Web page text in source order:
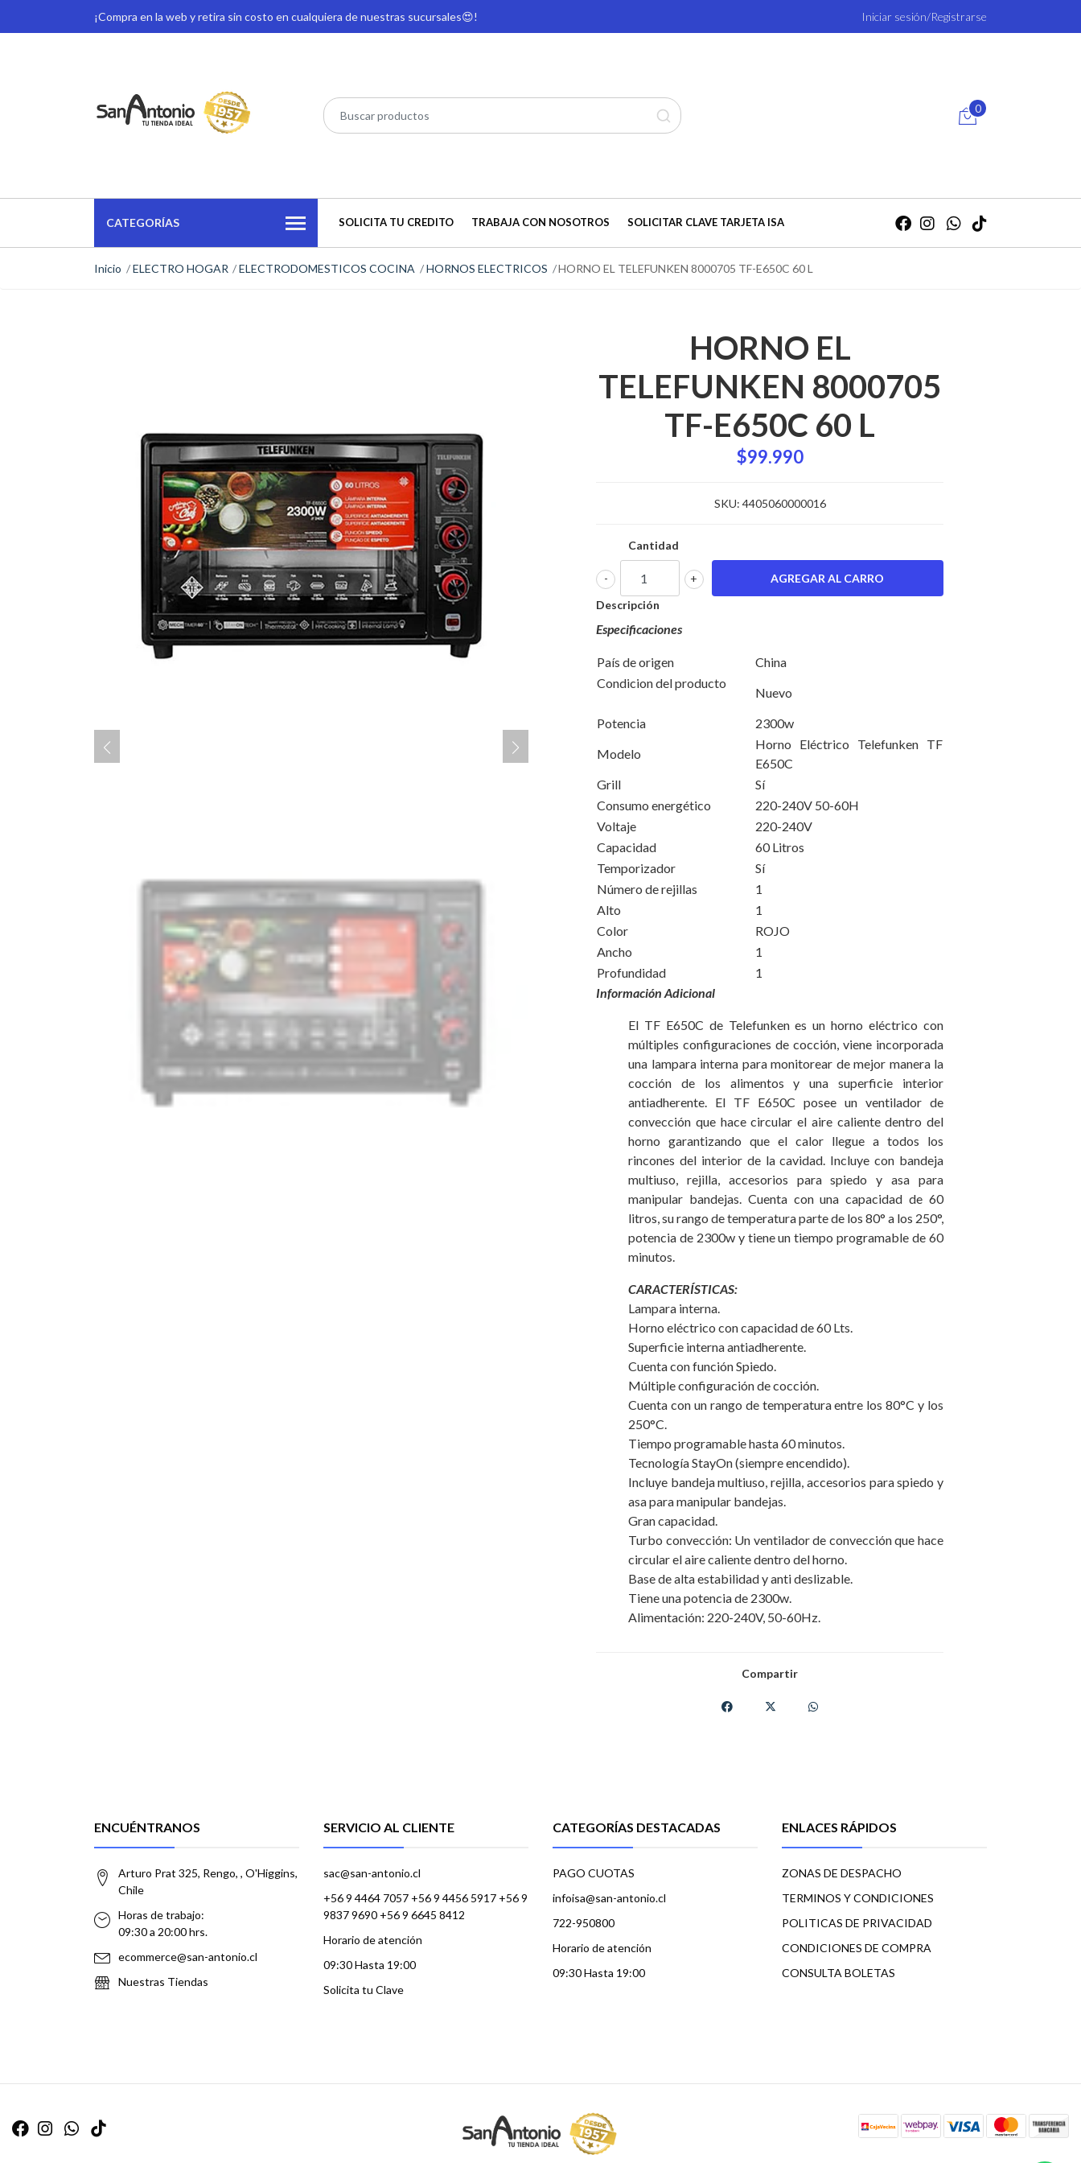
¡Compra en la web y retira sin costo en cualquiera de nuestras sucursales😍! Iniciar sesión/Registrarse
0
CATEGORÍAS SOLICITA TU CREDITO TRABAJA CON NOSOTROS SOLICITAR CLAVE TARJETA ISA
Inicio ELECTRO HOGAR ELECTRODOMESTICOS COCINA HORNOS ELECTRICOS HORNO EL TELEFUNKEN 8000705 TF-E650C 60 L
HORNO EL
TELEFUNKEN 8000705
TF-E650C 60 L
$99.990
SKU: 4405060000016
Cantidad
+
-
Descripción
Especificaciones
País de origen
China
Condicion del producto
Nuevo
Potencia
2300w
Modelo
Horno Eléctrico Telefunken TF
E650C
Grill
Sí
Consumo energético
220-240V 50-60H
Voltaje
220-240V
Capacidad
60 Litros
Temporizador
Sí
Número de rejillas
1
Alto
1
Color
ROJO
Ancho
1
Profundidad
1
Información Adicional
El TF E650C de Telefunken es un horno eléctrico con
múltiples configuraciones de cocción, viene incorporada
una lampara interna para monitorear de mejor manera la
cocción de los alimentos y una superficie interior
antiadherente. El TF E650C posee un ventilador de
convección que hace circular el aire caliente dentro del
horno garantizando que el calor llegue a todos los
rincones del interior de la cavidad. Incluye con bandeja
multiuso, rejilla, accesorios para spiedo y asa para
manipular bandejas. Cuenta con una capacidad de 60
litros, su rango de temperatura parte de los 80° a los 250°,
potencia de 2300w y tiene un tiempo programable de 60
minutos.
CARACTERÍSTICAS:
Lampara interna.
Horno eléctrico con capacidad de 60 Lts.
Superficie interna antiadherente.
Cuenta con función Spiedo.
Múltiple configuración de cocción.
Cuenta con un rango de temperatura entre los 80°C y los
250°C.
Tiempo programable hasta 60 minutos.
Tecnología StayOn (siempre encendido).
Incluye bandeja multiuso, rejilla, accesorios para spiedo y
asa para manipular bandejas.
Gran capacidad.
Turbo convección: Un ventilador de convección que hace
circular el aire caliente dentro del horno.
Base de alta estabilidad y anti deslizable.
Tiene una potencia de 2300w.
Alimentación: 220-240V, 50-60Hz.
Compartir
ENCUÉNTRANOS
Arturo Prat 325, Rengo, , O'Higgins,
Chile
Horas de trabajo:
09:30 a 20:00 hrs.
ecommerce@san-antonio.cl
Nuestras Tiendas
SERVICIO AL CLIENTE
sac@san-antonio.cl
+56 9 4464 7057 +56 9 4456 5917 +56 9
9837 9690 +56 9 6645 8412
Horario de atención
09:30 Hasta 19:00
Solicita tu Clave
CATEGORÍAS DESTACADAS
PAGO CUOTAS
infoisa@san-antonio.cl
722-950800
Horario de atención
09:30 Hasta 19:00
ENLACES RÁPIDOS
ZONAS DE DESPACHO
TERMINOS Y CONDICIONES
POLITICAS DE PRIVACIDAD
CONDICIONES DE COMPRA
CONSULTA BOLETAS